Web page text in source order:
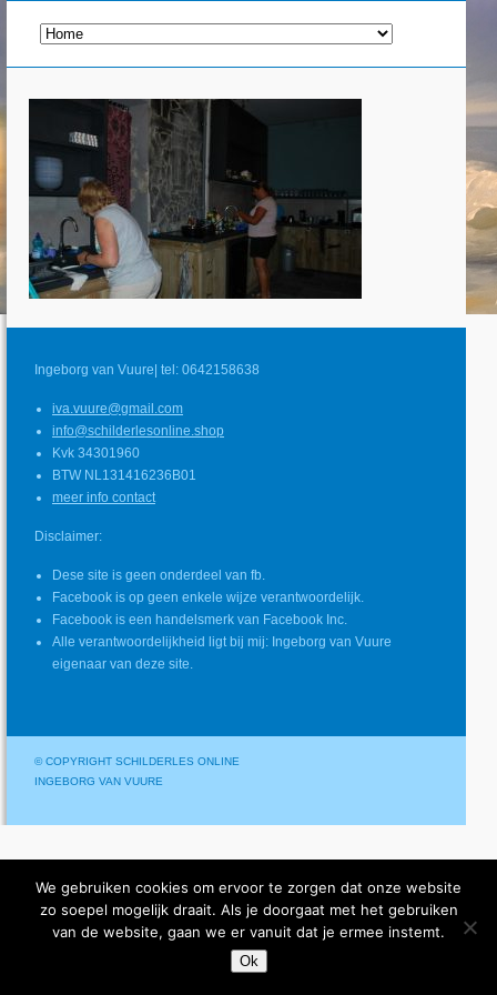
Ingeborg van Vuure| tel: 0642158638
iva.vuure@gmail.com
info@schilderlesonline.shop
Kvk 34301960
BTW NL131416236B01
meer info contact
Disclaimer:
Dese site is geen onderdeel van fb.
Facebook is op geen enkele wijze verantwoordelijk.
Facebook is een handelsmerk van Facebook Inc.
Alle verantwoordelijkheid ligt bij mij: Ingeborg van Vuure
eigenaar van deze site.
© COPYRIGHT SCHILDERLES ONLINE
INGEBORG VAN VUURE
We gebruiken cookies om ervoor te zorgen dat onze website
zo soepel mogelijk draait. Als je doorgaat met het gebruiken
van de website, gaan we er vanuit dat je ermee instemt.
Ok